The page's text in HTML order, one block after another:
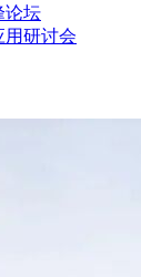
论坛
用研讨会